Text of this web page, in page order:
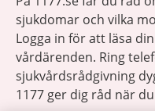
sjukdomar och vilka
Logga in för att läsa
vårdärenden. Ring
sjukvårdsrådgivning
1177 ger dig råd när